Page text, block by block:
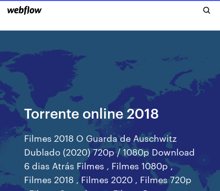
Torrente online 2018
Filmes 2018 O Guarda de Auschwitz
Dublado (2020) 720p / 1080p Download
6 dias Atrás Filmes , Filmes 1080p ,
Filmes 2018 , Filmes 2020 , Filmes 720p